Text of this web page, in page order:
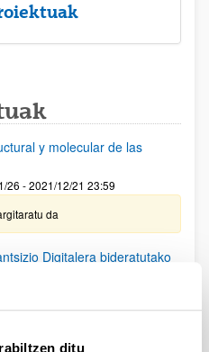
ditu
y molecular de las
26 - 2021/12/21 23:59
da
Digitalera bideratutako